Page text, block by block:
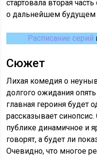
стартовала вторая
о дальнейшем будущем
Расписание серий
Сюжет
Лихая комедия о
долгого ожидания
главная героиня будет
рассказывает
публике динамичное и
говорят, а будет ли
Очевидно, что многое